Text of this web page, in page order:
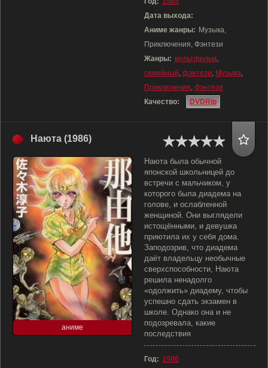
Дата выхода:
Аниме жанры: Музыка,
Приключения, Фэнтези
Жанры: мультфильм,
семейный, фэнтези, Музыка,
Приключения, Фэнтези
Качество:
DVDRip
Наюта (1986)
аниме
Наюта была обычной
японской школьницей до
встречи с мальчиком, у
которого была диадема на
голове, и ослабленной
женщиной. Они выглядели
истощёнными, и девушка
приютила их у себя дома.
Заподозрив, что диадема
даёт владельцу необычные
сверхспособности, Наюта
решила ненадолго
«одолжить» диадему, чтобы
успешно сдать экзамен в
школе. Однако она и не
подозревала, какие
последствия
Год: 1986